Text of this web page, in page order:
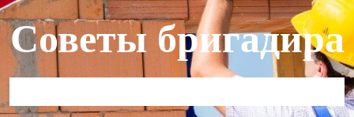
Перейти
к
содержимому
Советы бригадира